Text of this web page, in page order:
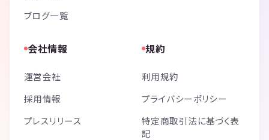
ブログ一覧
会社情報
運営会社
採用情報
プレスリリース
規約
利用規約
プライバシーポリシー
特定商取引法に基づく表
記